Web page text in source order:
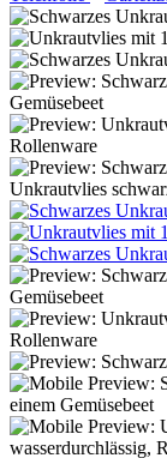
Unkrautvlies